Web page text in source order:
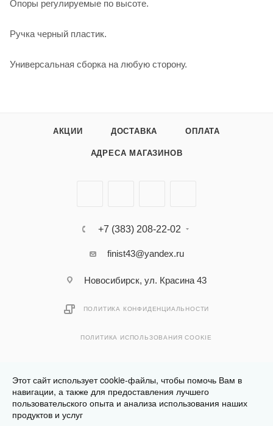
Опоры регулируемые по высоте.
Ручка черный пластик.
Универсальная сборка на любую сторону.
АКЦИИ ДОСТАВКА ОПЛАТА
АДРЕСА МАГАЗИНОВ
+7 (383) 208-22-02
finist43@yandex.ru
Новосибирск, ул. Красина 43
ПОЛИТИКА КОНФИДЕНЦИАЛЬНОСТИ
ПОЛИТИКА ИСПОЛЬЗОВАНИЯ COOKIE
Разработано вКлюква.Студия
Этот сайт использует cookie-файлы, чтобы помочь Вам в
навигации, а также для предоставления лучшего
пользовательского опыта и анализа использования наших
продуктов и услуг